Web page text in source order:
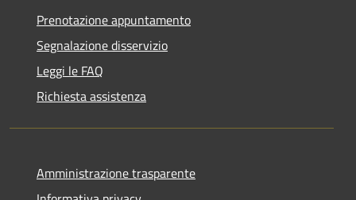
Prenotazione appuntamento
Segnalazione disservizio
Leggi le FAQ
Richiesta assistenza
Amministrazione trasparente